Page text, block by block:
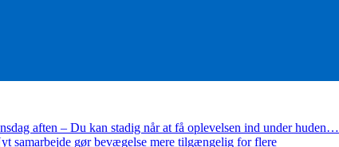
aften – Du kan stadig når at få oplevelsen ind under huden…
samarbejde gør bevægelse mere tilgængelig for flere